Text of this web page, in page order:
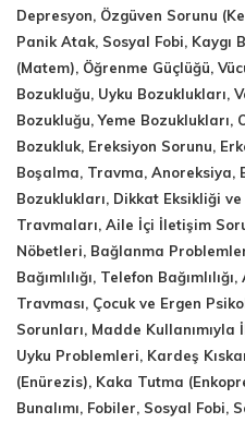
Depresyon, Özgüven Sorunu
Panik Atak, Sosyal Fobi, Kaygı
(Matem), Öğrenme Güçlüğü,
Bozukluğu, Uyku Bozuklukları,
Bozukluğu, Yeme Bozuklukları,
Bozukluk, Ereksiyon Sorunu,
Boşalma, Travma, Anoreksiya,
Bozuklukları, Dikkat Eksikliği
Travmaları, Aile İçi İletişim
Nöbetleri, Bağlanma
Bağımlılığı, Telefon
Travması, Çocuk ve Ergen
Sorunları, Madde
Uyku Problemleri, Kardeş
(Enürezis), Kaka Tutma
Bunalımı, Fobiler, Sosyal Fobi,